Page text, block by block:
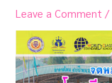
Leave a Comment /